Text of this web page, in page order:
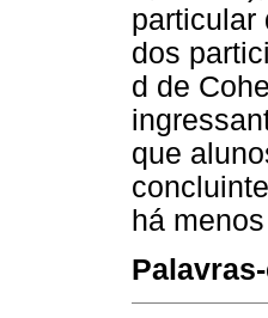
particular
dos
d de
que
há